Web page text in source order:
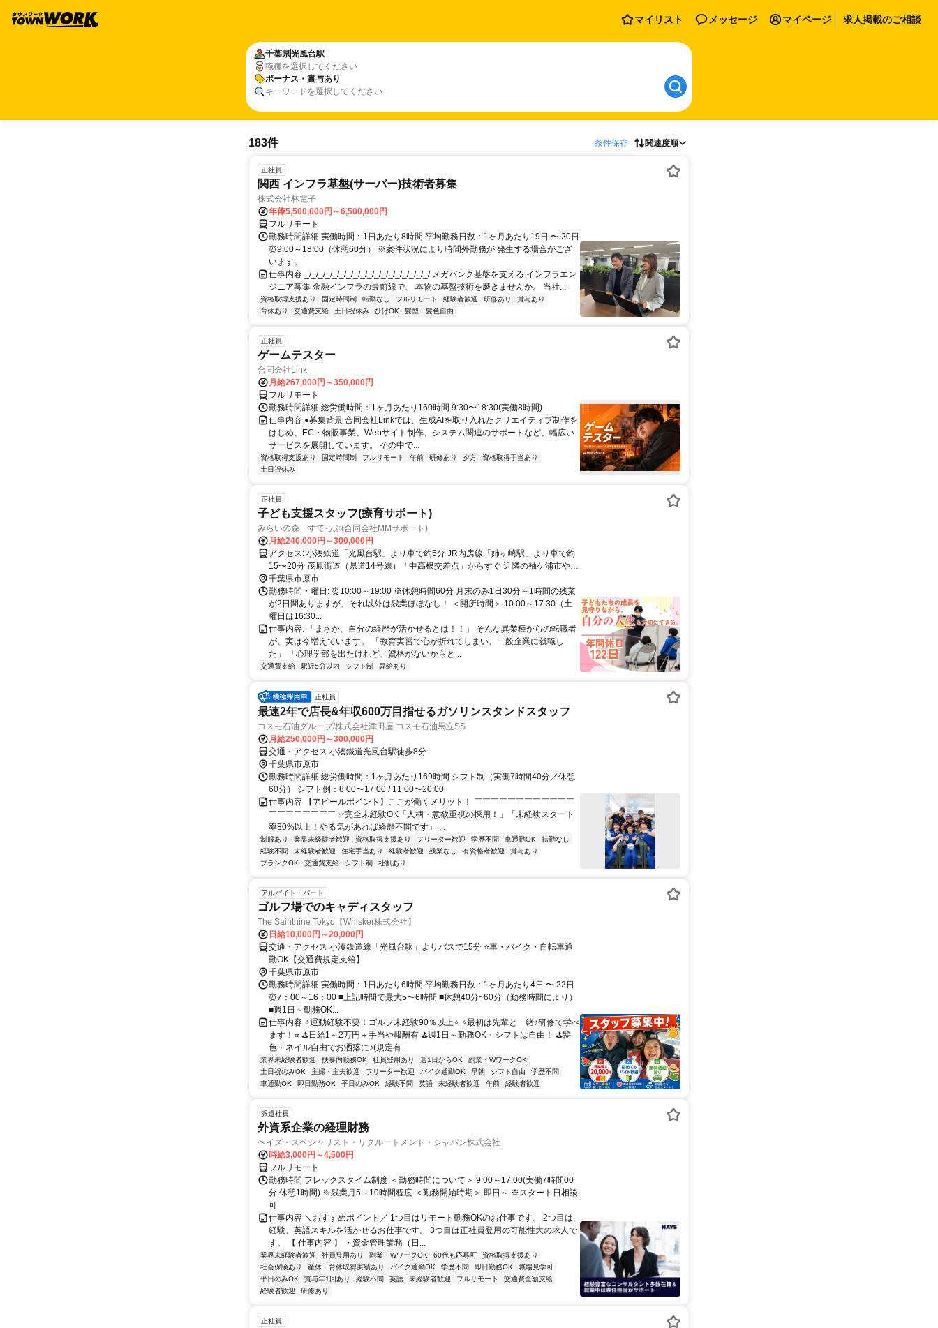
マイリスト メッセージ マイページ 求人掲載のご相談
千葉県光風台駅
職種を選択してください
ボーナス・賞与あり
キーワードを選択してください
183件 条件保存 関連度順
正社員
関西 インフラ基盤(サーバー)技術者募集
株式会社林電子
年俸5,500,000円～6,500,000円
フルリモート
勤務時間詳細 実働時間：1日あたり8時間 平均勤務日数：1ヶ月あたり19日 〜 20日
⏰9:00～18:00（休憩60分） ※案件状況により時間外勤務が 発生する場合がござ
います。
仕事内容 _/_/_/_/_/_/_/_/_/_/_/_/_/_/_/_/_/_/ メガバンク基盤を支える インフラエン
ジニア募集 金融インフラの最前線で、 本物の基盤技術を磨きませんか。 当社...
資格取得支援あり 固定時間制 転勤なし フルリモート 経験者歓迎 研修あり
賞与あり
育休あり
交通費支給 土日祝休み ひげOK 髪型・髪色自由
正社員
ゲームテスター
合同会社Link
月給267,000円～350,000円
フルリモート
勤務時間詳細 総労働時間：1ヶ月あたり160時間 9:30〜18:30(実働8時間)
仕事内容 ●募集背景 合同会社Linkでは、生成AIを取り入れたクリエイティブ制作を
はじめ、EC・物販事業、Webサイト制作、システム関連のサポートなど、幅広い
サービスを展開しています。 その中で...
資格取得支援あり 固定時間制 フルリモート 午前 研修あり 夕方
資格取得手当あり
土日祝休み
正社員
子ども支援スタッフ(療育サポート)
みらいの森 すてっぷ(合同会社MMサポート)
月給240,000円～300,000円
アクセス: 小湊鉄道「光風台駅」より車で約5分 JR内房線「姉ヶ崎駅」より車で約
15〜20分 茂原街道（県道14号線）「中高根交差点」からすぐ 近隣の袖ケ浦市や木
更津市、五井や八幡から通勤しているスタッフもいます◎ ★マイカー・バイク通
勤OK（無料駐車場完備）
千葉県市原市
勤務時間・曜日: ⏰10:00～19:00 ※休憩時間60分 月末のみ1日30分～1時間の残業
が2日間ありますが、それ以外は残業ほぼなし！ ＜開所時間＞ 10:00～17:30（土
曜日は16:30...
仕事内容: 「まさか、自分の経歴が活かせるとは！！」 そんな異業種からの転職者
が、実は今増えています。 「教育実習で心が折れてしまい、一般企業に就職し
た」 「心理学部を出たけれど、資格がないからと...
交通費支給 駅近5分以内 シフト制 昇給あり
正社員
最速2年で店長&年収600万目指せるガソリンスタンドスタッフ
コスモ石油グループ/株式会社津田屋 コスモ石油馬立SS
月給250,000円～300,000円
交通・アクセス 小湊鐵道光風台駅徒歩8分
千葉県市原市
勤務時間詳細 総労働時間：1ヶ月あたり169時間 シフト制（実働7時間40分／休憩
60分） シフト例：8:00〜17:00 / 11:00〜20:00
仕事内容 【アピールポイント】ここが働くメリット！ ￣￣￣￣￣￣￣￣￣￣￣￣
￣￣￣￣￣￣￣￣ ✅完全未経験OK「人柄・意欲重視の採用！」「未経験スタート
率80%以上！やる気があれば経歴不問です」 ...
制服あり 業界未経験者歓迎 資格取得支援あり フリーター歓迎 学歴不問 車通勤OK
転勤なし
経験不問
未経験者歓迎 住宅手当あり 経験者歓迎 残業なし 有資格者歓迎
賞与あり
ブランクOK
交通費支給 シフト制 社割あり
アルバイト・パート
ゴルフ場でのキャディスタッフ
The Saintnine Tokyo【Whisker株式会社】
日給10,000円～20,000円
交通・アクセス 小湊鉄道線「光風台駅」よりバスで15分 ⭐車・バイク・自転車通
勤OK【交通費規定支給】
千葉県市原市
勤務時間詳細 実働時間：1日あたり6時間 平均勤務日数：1ヶ月あたり4日 〜 22日
⏰7：00～16：00 ■上記時間で最大5〜6時間 ■休憩40分~60分（勤務時間により）
■週1日～勤務OK...
仕事内容 ⭐運動経験不要！ゴルフ未経験90％以上⭐ ⭐最初は先輩と一緒♪研修で学べ
ます！⭐ ⛳日給1～2万円＋手当や報酬有 ⛳週1日～勤務OK・シフトは自由！ ⛳髪
色・ネイル自由でお洒落に♪(規定有...
業界未経験者歓迎 扶養内勤務OK 社員登用あり 週1日からOK
副業・WワークOK
土日祝のみOK
主婦・主夫歓迎 フリーター歓迎 バイク通勤OK 早朝 シフト自由
学歴不問
車通勤OK
即日勤務OK 平日のみOK 経験不問 英語 未経験者歓迎 午前 経験者歓迎
派遣社員
外資系企業の経理財務
ヘイズ・スペシャリスト・リクルートメント・ジャパン株式会社
時給3,000円～4,500円
フルリモート
勤務時間 フレックスタイム制度 ＜勤務時間について＞ 9:00～17:00(実働7時間00
分 休憩1時間) ※残業月5～10時間程度 ＜勤務開始時期＞ 即日～ ※スタート日相談
可
仕事内容 ＼おすすめポイント／ 1つ目はリモート勤務OKのお仕事です。 2つ目は
経験、英語スキルを活かせるお仕事です。 3つ目は正社員登用の可能性大の求人で
す。 【 仕事内容 】 ・資金管理業務（日...
業界未経験者歓迎 社員登用あり 副業・WワークOK 60代も応募可
資格取得支援あり
社会保険あり
産休・育休取得実績あり バイク通勤OK 学歴不問 即日勤務OK
職場見学可
平日のみOK
賞与年1回あり 経験不問 英語 未経験者歓迎 フルリモート
交通費全額支給
経験者歓迎
研修あり
正社員